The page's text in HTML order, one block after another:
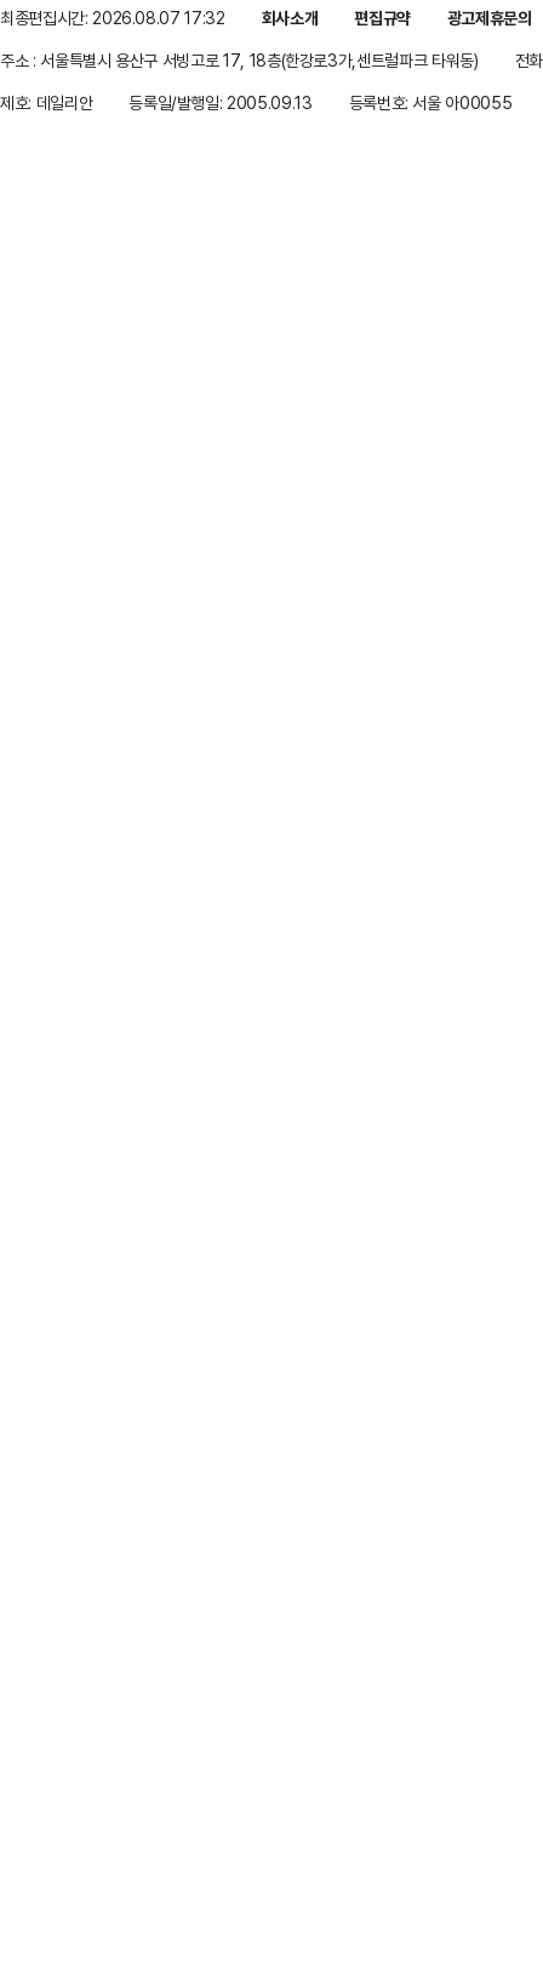
최종편집시간: 2026.08.07 17:32 회사소개 편집규약
광고제휴문의
주소 : 서울특별시 용산구 서빙고로 17, 18층(한강로3가,센트럴파크 타워동)
전
제호: 데일리안
등록일/발행일: 2005.09.13 등록번호: 서울 아00055